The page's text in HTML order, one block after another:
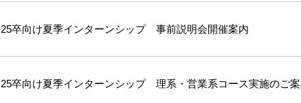
25卒向け夏季インターンシップ 事前説明会開催案内
25卒向け夏季インターンシップ 理系・営業系コース実施のご